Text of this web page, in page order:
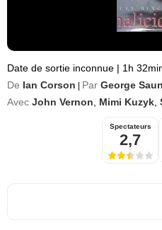
Date de sortie inconnue | 1h
De Ian Corson Par George
Avec John Vernon Mimi Kuzyk
Spectateurs
2,7